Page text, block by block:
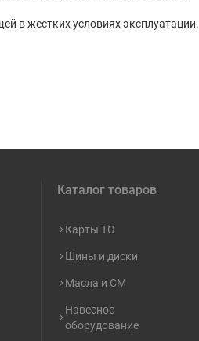
в жестких условиях эксплуатации.
Каталог товаров
Карты ТО
Шины и диски
Масла и СМ
Навесное
оборудование